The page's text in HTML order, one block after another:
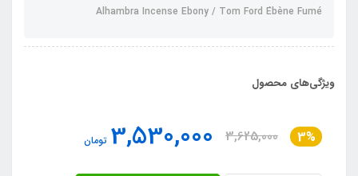
Alhambra Incense Ebony / Tom Ford Ébène Fumé
ویژگی‌های محصول
3%
3,625,000
3,530,000 تومان